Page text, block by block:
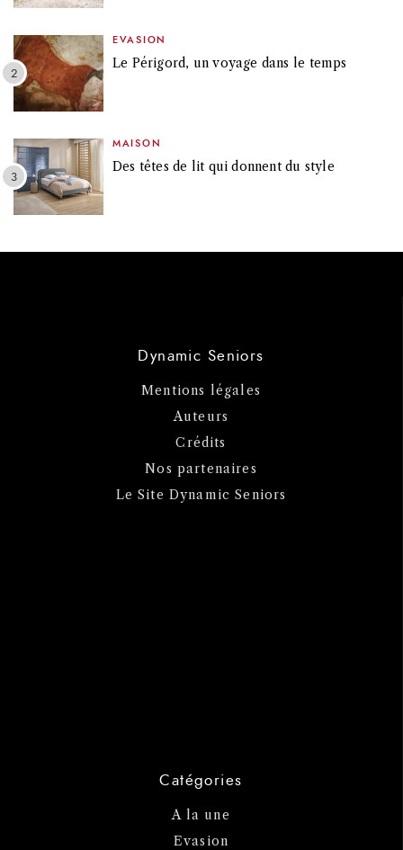
EVASION
Le Périgord, un voyage dans le temps
MAISON
Des têtes de lit qui donnent du style
Dynamic Seniors
Mentions légales
Auteurs
Crédits
Nos partenaires
Le Site Dynamic Seniors
Catégories
A la une
Evasion